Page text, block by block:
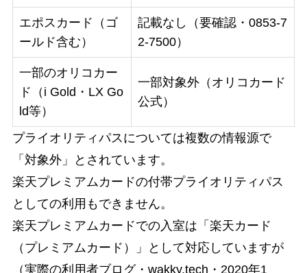
エポスカード（ゴ
ールド含む）
記載なし（要確認・0853-7
2-7500）
一部のオリコカー
ド（i Gold・LX Go
ld等）
一部対象外（オリコカード
公式）
プライオリティパスについては複数の情報源で
「対象外」とされています。
楽天プレミアムカードの付帯プライオリティパス
としての利用もできません。
楽天プレミアムカードでの入室は「楽天カード
（プレミアムカード）」として対応していますが
（実際の利用者ブログ・wakky.tech・2020年1